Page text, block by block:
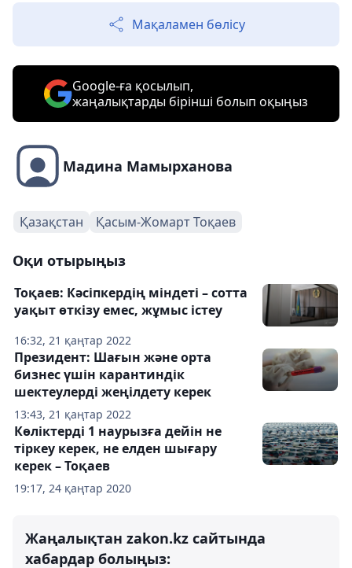
Мақаламен бөлісу
Google-ға қосылып,
жаңалықтарды бірінші болып оқыңыз
Мадина Мамырханова
Қазақстан Қасым-Жомарт Тоқаев
Оқи отырыңыз
16:32, 21 қаңтар 2022
Тоқаев: Кәсіпкердің міндеті – сотта
уақыт өткізу емес, жұмыс істеу
13:43, 21 қаңтар 2022
Президент: Шағын және орта
бизнес үшін карантиндік
шектеулерді жеңілдету керек
19:17, 24 қаңтар 2020
Көліктерді 1 наурызға дейін не
тіркеу керек, не елден шығару
керек – Тоқаев
Жаңалықтан zakon.kz сайтында
хабардар болыңыз: